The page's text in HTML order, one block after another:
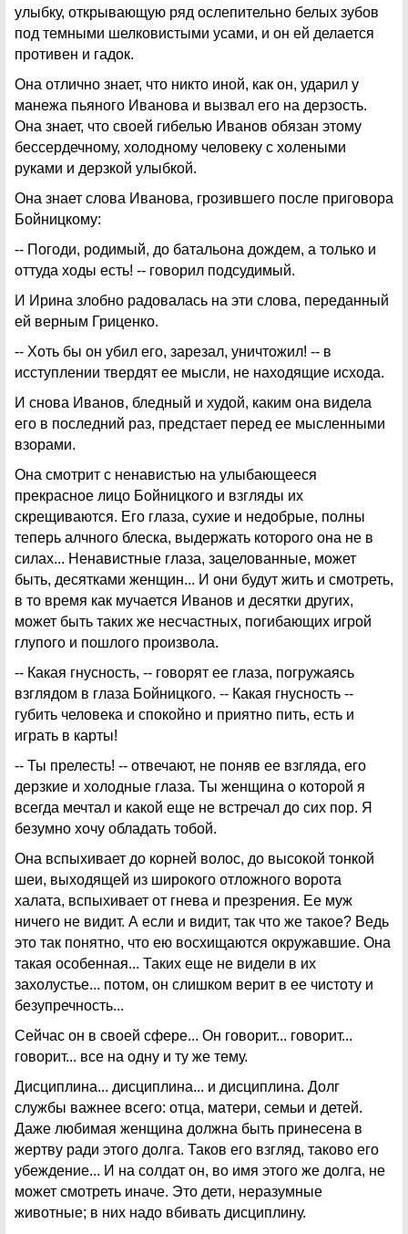
улыбку, открывающую ряд ослепительно белых зубов
под темными шелковистыми усами, и он ей делается
противен и гадок.
Она отлично знает, что никто иной, как он, ударил у
манежа пьяного Иванова и вызвал его на дерзость.
Она знает, что своей гибелью Иванов обязан этому
бессердечному, холодному человеку с холеными
руками и дерзкой улыбкой.
Она знает слова Иванова, грозившего после приговора
Бойницкому:
-- Погоди, родимый, до батальона дождем, а только и
оттуда ходы есть! -- говорил подсудимый.
И Ирина злобно радовалась на эти слова, переданный
ей верным Гриценко.
-- Хоть бы он убил его, зарезал, уничтожил! -- в
исступлении твердят ее мысли, не находящие исхода.
И снова Иванов, бледный и худой, каким она видела
его в последний раз, предстает перед ее мысленными
взорами.
Она смотрит с ненавистью на улыбающееся
прекрасное лицо Бойницкого и взгляды их
скрещиваются. Его глаза, сухие и недобрые, полны
теперь алчного блеска, выдержать которого она не в
силах... Ненавистные глаза, зацелованные, может
быть, десятками женщин... И они будут жить и смотреть,
в то время как мучается Иванов и десятки других,
может быть таких же несчастных, погибающих игрой
глупого и пошлого произвола.
-- Какая гнусность, -- говорят ее глаза, погружаясь
взглядом в глаза Бойницкого. -- Какая гнусность --
губить человека и спокойно и приятно пить, есть и
играть в карты!
-- Ты прелесть! -- отвечают, не поняв ее взгляда, его
дерзкие и холодные глаза. Ты женщина о которой я
всегда мечтал и какой еще не встречал до сих пор. Я
безумно хочу обладать тобой.
Она вспыхивает до корней волос, до высокой тонкой
шеи, выходящей из широкого отложного ворота
халата, вспыхивает от гнева и презрения. Ее муж
ничего не видит. А если и видит, так что же такое? Ведь
это так понятно, что ею восхищаются окружавшие. Она
такая особенная... Таких еще не видели в их
захолустье... потом, он слишком верит в ее чистоту и
безупречность...
Сейчас он в своей сфере... Он говорит... говорит...
говорит... все на одну и ту же тему.
Дисциплина... дисциплина... и дисциплина. Долг
службы важнее всего: отца, матери, семьи и детей.
Даже любимая женщина должна быть принесена в
жертву ради этого долга. Таков его взгляд, таково его
убеждение... И на солдат он, во имя этого же долга, не
может смотреть иначе. Это дети, неразумные
животные; в них надо вбивать дисциплину.